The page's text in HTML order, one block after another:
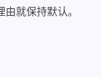
就保持默认。